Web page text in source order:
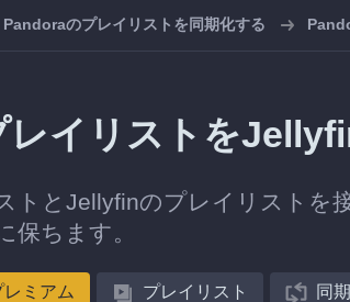
Pandoraのプレイリストを同期化する
イリストを
トとJellyfinのプレイリストを
保ちます。
レミアム プレイリスト 同